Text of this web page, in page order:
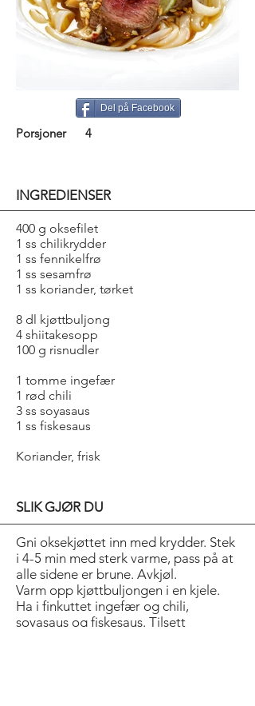
Del på Facebook
Porsjoner 4
INGREDIENSER
400 g oksefilet
1 ss chilikrydder
1 ss fennikelfrø
1 ss sesamfrø
1 ss koriander, tørket
8 dl kjøttbuljong
4 shiitakesopp
100 g risnudler
1 tomme ingefær
1 rød chili
3 ss soyasaus
1 ss fiskesaus
Koriander, frisk
SLIK GJØR DU
Gni oksekjøttet inn med krydder. Stek
i 4-5 min med sterk varme, pass på at
alle sidene er brune. Avkjøl.
Varm opp kjøttbuljongen i en kjele.
Ha i finkuttet ingefær og chili,
soyasaus og fiskesaus. Tilsett